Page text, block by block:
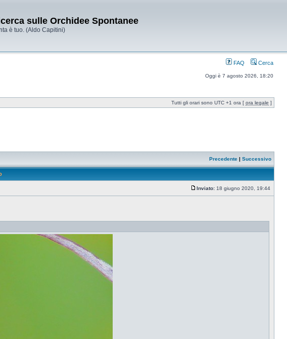
sulle Orchidee Spontanee
è tuo. (Aldo Capitini)
FAQ Cerca
Oggi è 7 agosto 2026, 18:20
Tutti gli orari sono UTC +1 ora [ ora legale ]
Precedente | Successivo
Inviato: 18 giugno 2020, 19:44